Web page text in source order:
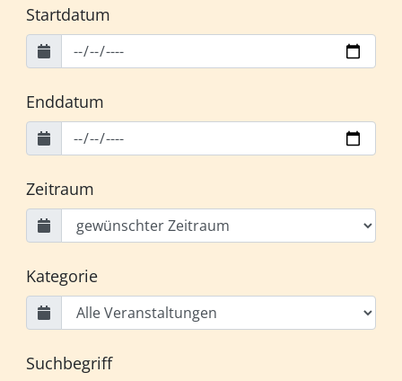
Startdatum
Enddatum
Zeitraum
Kategorie
Suchbegriff